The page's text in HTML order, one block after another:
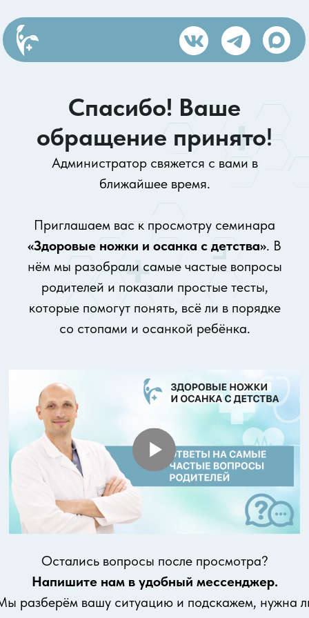
обращение принято!
Остались вопросы после просмотра?
Напишите нам в удобный мессенджер.
разберём вашу ситуацию и подскажем, нужна ли
диагностика или консультация специалиста.
Администратор свяжется с вами в
Приглашаем вас к просмотру семинара
«Здоровые ножки и осанка с детства»
нём мы разобрали самые частые вопросы
которые помогут понять, всё ли в порядке
со стопами и осанкой ребёнка.